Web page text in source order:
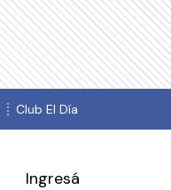
Club El Día
Ingresá